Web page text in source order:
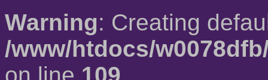
Warning: Creating
/www/htdocs/